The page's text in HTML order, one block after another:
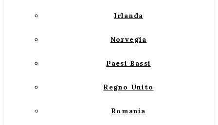
Irlanda
Norvegia
Paesi Bassi
Regno Unito
Romania